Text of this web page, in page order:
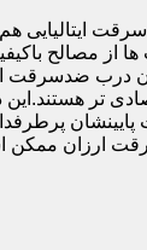
ایتالیایی هم
از مصالح
درب ضدسرقت
تر
پرطرفدار
ارزان